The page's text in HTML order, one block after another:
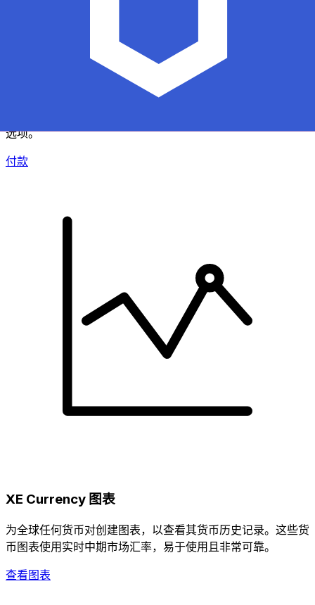
选项。
付款
XE Currency 图表
为全球任何货币对创建图表，以查看其货币历史记录。这些货
币图表使用实时中期市场汇率，易于使用且非常可靠。
查看图表